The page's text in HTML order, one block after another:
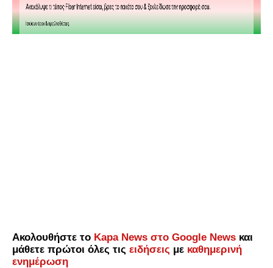
Ακολουθήστε το Kapa News στο Google News και
μάθετε πρώτοι όλες τις ειδήσεις με καθημερινή
ενημέρωση